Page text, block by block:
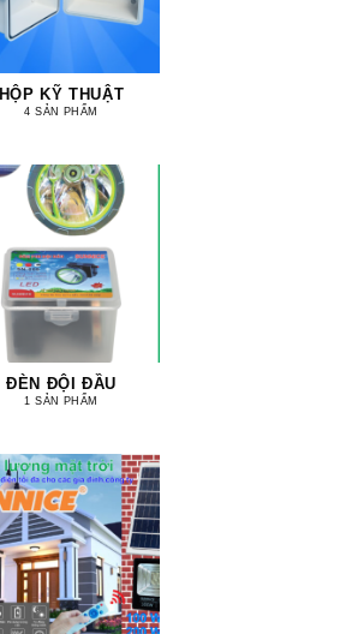
HỘP KỸ THUẬT
4 SẢN PHẨM
ĐÈN ĐỘI ĐẦU
1 SẢN PHẨM